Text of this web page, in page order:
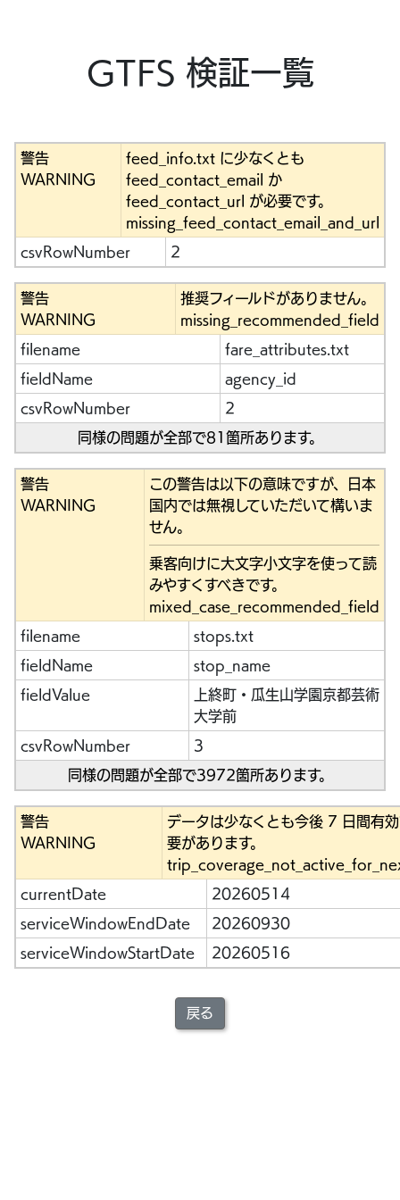
GTFS 検証一覧
警告
WARNING
feed_info.txt に少なくとも
feed_contact_email か
feed_contact_url が必要です。
missing_feed_contact_email_and_url
csvRowNumber 2
警告
WARNING
推奨フィールドがありません。
missing_recommended_field
filename fare_attributes.txt
fieldName agency_id
csvRowNumber 2
同様の問題が全部で81箇所あります。
警告
WARNING
この警告は以下の意味ですが、日本
国内では無視していただいて構いま
せん。
乗客向けに大文字小文字を使って読
みやすくすべきです。
mixed_case_recommended_field
filename stops.txt
fieldName stop_name
fieldValue
上終町・瓜生山学園京都芸術
大学前
csvRowNumber 3
同様の問題が全部で3972箇所あります。
警告
WARNING
データは少なくとも今後 7 日間有
要があります。
currentDate 20260514
serviceWindowEndDate 20260930
serviceWindowStartDate 20260516
戻る